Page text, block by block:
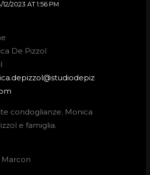
12/2023 AT 1:56 PM
De Pizzol
condoglianze. Monica
e famiglia.
Marcon